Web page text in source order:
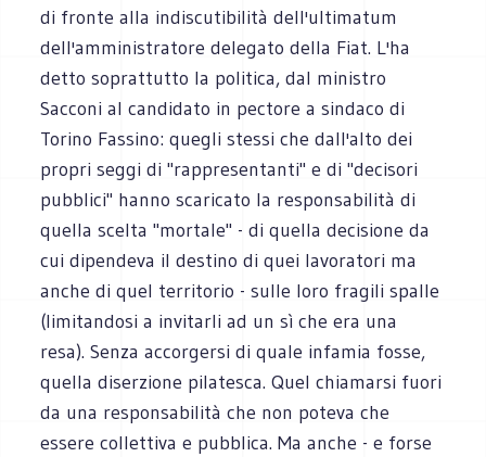
di fronte alla indiscutibilità dell'ultimatum
dell'amministratore delegato della Fiat. L'ha
detto soprattutto la politica, dal ministro
Sacconi al candidato in pectore a sindaco di
Torino Fassino: quegli stessi che dall'alto dei
propri seggi di "rappresentanti" e di "decisori
pubblici" hanno scaricato la responsabilità di
quella scelta "mortale" - di quella decisione da
cui dipendeva il destino di quei lavoratori ma
anche di quel territorio - sulle loro fragili spalle
(limitandosi a invitarli ad un sì che era una
resa). Senza accorgersi di quale infamia fosse,
quella diserzione pilatesca. Quel chiamarsi fuori
da una responsabilità che non poteva che
essere collettiva e pubblica. Ma anche - e forse